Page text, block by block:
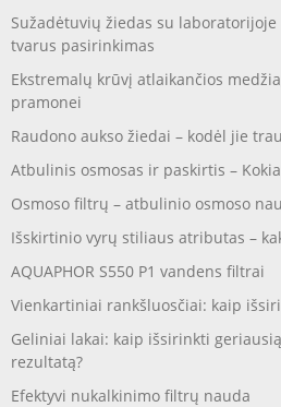
Sužadėtuvių žiedas su
tvarus pasirinkimas
Ekstremalų krūvį atlaikančios
pramonei
Raudono aukso žiedai – kodėl jie
Atbulinis osmosas ir paskirtis –
Osmoso filtrų – atbulinio osmoso
Išskirtinio vyrų stiliaus atributas –
AQUAPHOR S550 P1 vandens filtrai
Vienkartiniai rankšluosčiai: kaip
Geliniai lakai: kaip išsirinkti
rezultatą?
Efektyvi nukalkinimo filtrų nauda